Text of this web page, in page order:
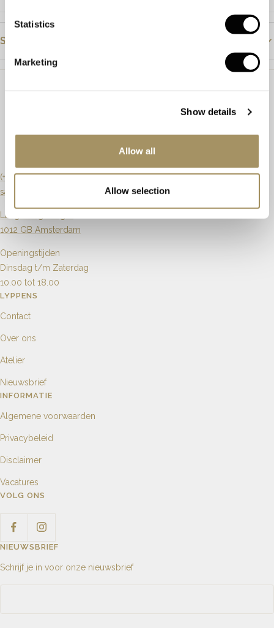
Statistics
Marketing
Show details
Allow all
Allow selection
Prijs
9301027611
Steendetails
Steensoort Diamant
Karaat 0.30ct 0.04ct
(+31) 20 6270901
sales@lyppens.nl
Langebrugsteeg 8
1012 GB Amsterdam
Openingstijden
Dinsdag t/m Zaterdag
10.00 tot 18.00
LYPPENS
Contact
Over ons
Atelier
Nieuwsbrief
INFORMATIE
Algemene voorwaarden
Privacybeleid
Disclaimer
Vacatures
VOLG ONS
NIEUWSBRIEF
Schrijf je in voor onze nieuwsbrief